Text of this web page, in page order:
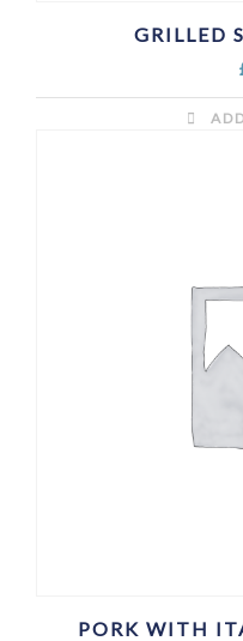
GRILLED
PORK WITH